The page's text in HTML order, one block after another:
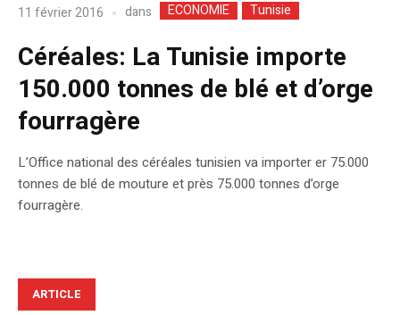
11 février 2016 dans ECONOMIE Tunisie
Céréales: La Tunisie importe
150.000 tonnes de blé et d’orge
fourragère
L’Office national des céréales tunisien va importer er 75.000
tonnes de blé de mouture et près 75.000 tonnes d’orge
fourragère.
ARTICLE